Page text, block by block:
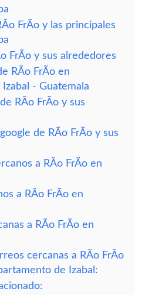
FrÃ­o y las principales
FrÃ­o y sus alrededores
RÃ­o FrÃ­o en
- Guatemala
RÃ­o FrÃ­o y sus
de RÃ­o FrÃ­o y sus
a RÃ­o FrÃ­o en
a RÃ­o FrÃ­o en
a RÃ­o FrÃ­o en
cercanas a RÃ­o FrÃ­o
de Izabal: